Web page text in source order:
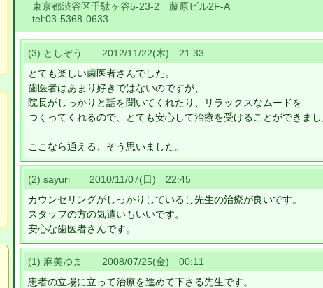
東京都渋谷区千駄ヶ谷5-23-2 藤原ビル2F-A
tel:03-5368-0633
(3) としぞう 2012/11/22(木) 21:33
とても楽しい歯医者さんでした。
歯医者はあまり好きではないのですが、
院長がしっかりと話を聞いてくれたり、リラックスなムードを
つくってくれるので、とても安心して治療を受けることができま
ここなら通える、そう思いました。
(2) sayuri 2010/11/07(日) 22:45
カウンセリングがしっかりしているし先生の治療が良いです。
スタッフの方の気遣いもいいです。
安心な歯医者さんです。
(1) 麻美ゆま 2008/07/25(金) 00:11
患者の立場に立って治療を進めて下さる先生です。